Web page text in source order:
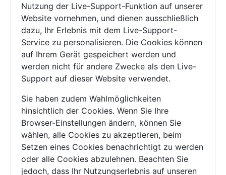
Nutzung der Live-Support-Funktion auf unserer
Website vornehmen, und dienen ausschließlich
dazu, Ihr Erlebnis mit dem Live-Support-
Service zu personalisieren. Die Cookies können
auf Ihrem Gerät gespeichert werden und
werden nicht für andere Zwecke als den Live-
Support auf dieser Website verwendet.
Sie haben zudem Wahlmöglichkeiten
hinsichtlich der Cookies. Wenn Sie Ihre
Browser-Einstellungen ändern, können Sie
wählen, alle Cookies zu akzeptieren, beim
Setzen eines Cookies benachrichtigt zu werden
oder alle Cookies abzulehnen. Beachten Sie
jedoch, dass Ihr Nutzungserlebnis auf unseren